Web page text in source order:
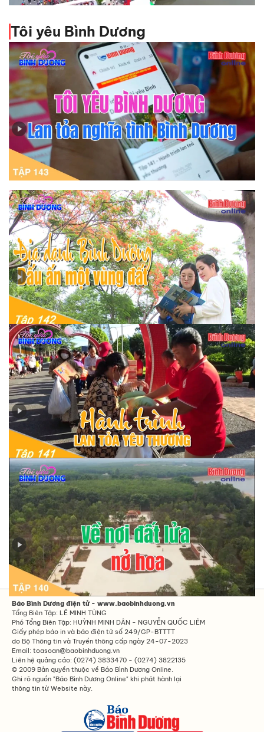
Tôi yêu Bình Dương
Tập 143 - Tôi yêu Bình Dương - Lan tỏa nghĩa tình Bình
Dương
Tập 142 - Địa danh Bình Dương – Dấu ấn một vùng đất
Tập 141 - Hành trình lan toả yêu thương
Tập 140 - Về nơi đất lửa nở hoa
Báo Bình Dương điện tử - www.baobinhduong.vn
Tổng Biên Tập: LÊ MINH TÙNG
Phó Tổng Biên Tập: HUỲNH MINH DÂN - NGUYỄN QUỐC LIÊM
Giấy phép báo in và báo điện tử số 249/GP-BTTTT
do Bộ Thông tin và Truyền thông cấp ngày 24-07-2023
Email: toasoan@baobinhduong.vn
Liên hệ quảng cáo: (0274) 3833470 - (0274) 3822135
© 2009 Bản quyền thuộc về Báo Bình Dương Online.
Ghi rõ nguồn "Báo Bình Dương Online" khi phát hành lại
thông tin từ Website này.